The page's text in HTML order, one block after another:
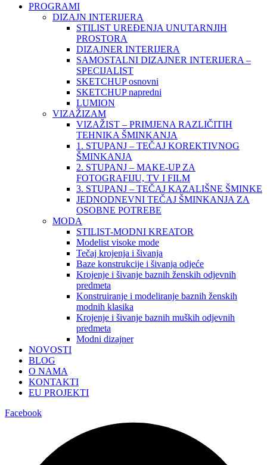
PROGRAMI
DIZAJN INTERIJERA
STILIST UREĐENJA UNUTARNJIH
PROSTORA
DIZAJNER INTERIJERA
SAMOSTALNI DIZAJNER INTERIJERA –
SPECIJALIST
SKETCHUP osnovni
SKETCHUP napredni
LUMION
VIZAŽIZAM
VIZAŽIST – PRIMJENA RAZLIČITIH
TEHNIKA ŠMINKANJA
1. STUPANJ – TEČAJ KOREKTIVNOG
ŠMINKANJA
2. STUPANJ – MAKE-UP ZA
FOTOGRAFIJU, TV I FILM
3. STUPANJ – TEČAJ KAZALIŠNE ŠMINKE
JEDNODNEVNI TEČAJ ŠMINKANJA ZA
OSOBNE POTREBE
MODA
STILIST-MODNI KREATOR
Modelist visoke mode
Tečaj krojenja i šivanja
Baze konstrukcije i šivanja odjeće
Krojenje i šivanje baznih ženskih odjevnih
predmeta
Konstruiranje i modeliranje baznih ženskih
modnih klasika
Krojenje i šivanje baznih muških odjevnih
predmeta
Modni dizajner
NOVOSTI
BLOG
O NAMA
KONTAKTI
EU PROJEKTI
Facebook